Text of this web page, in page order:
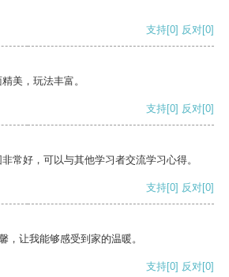
支持[0] 反对[0]
美，玩法丰富。
支持[0] 反对[0]
常好，可以与其他学习者交流学习心得。
支持[0] 反对[0]
，让我能够感受到家的温暖。
支持[0] 反对[0]